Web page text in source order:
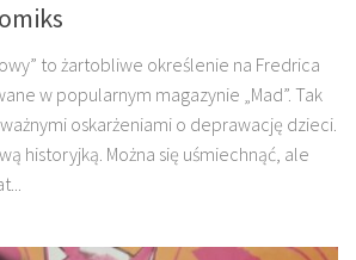
to żartobliwe określenie na Fredrica
w popularnym magazynie „Mad”. Tak
oskarżeniami o deprawację dzieci.
historyjką. Można się uśmiechnąć, ale